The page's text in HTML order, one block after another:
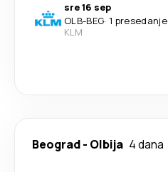
sre 16 sep
OLB-BEG· 1 presedanje
KLM
Beograd- Olbija 4 dana